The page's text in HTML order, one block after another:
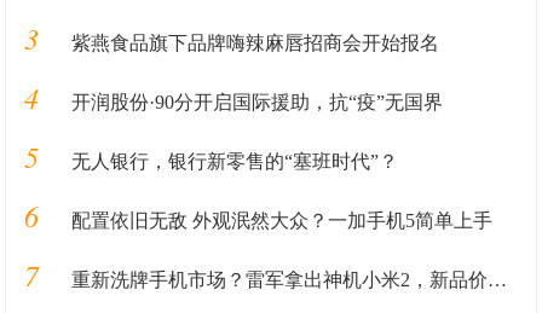
3 紫燕食品旗下品牌嗨辣麻唇招商会开始报名
4 开润股份·90分开启国际援助，抗“疫”无国界
5 无人银行，银行新零售的“塞班时代”？
6 配置依旧无敌 外观泯然大众？一加手机5简单上手
7 重新洗牌手机市场？雷军拿出神机小米2，新品价格将重回7年前？